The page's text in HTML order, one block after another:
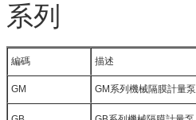
系列
編碼 描述
GM GM系列機械隔膜計量泵